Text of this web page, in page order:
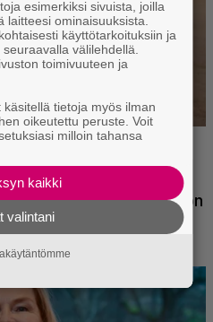
esimerkiksi sivuista, joilla
laitteesi ominaisuuksista.
käyttötarkoituksiin ja
välilehdellä.
toimivuuteen ja
tietoja myös ilman
oikeutettu peruste. Voit
milloin tahansa
kaikki
valintani